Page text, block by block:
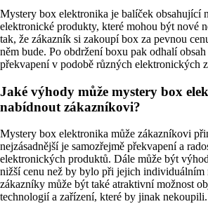
Mystery box elektronika je balíček obsahující
elektronické produkty, které mohou být nové
tak, že zákazník si zakoupí box za pevnou
něm bude. Po obdržení boxu pak odhalí obsah
překvapení v podobě různých elektronických
Jaké výhody může mystery box
nabídnout zákazníkovi?
Mystery box elektronika může zákazníkovi
nejzásadnější je samozřejmě překvapení a
elektronických produktů. Dále může být
nižší cenu než by bylo při jejich individuálním
zákazníky může být také atraktivní možnost
technologií a zařízení, které by jinak nekoupili.